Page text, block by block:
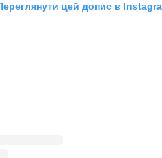
цей допис в